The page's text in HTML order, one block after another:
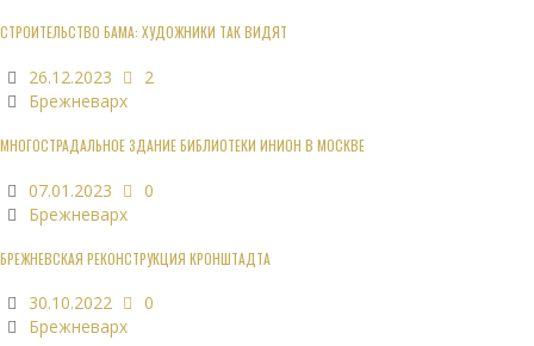
СТРОИТЕЛЬСТВО БАМА: ХУДОЖНИКИ ТАК ВИДЯТ
26.12.2023
2
Брежневарх
МНОГОСТРАДАЛЬНОЕ ЗДАНИЕ БИБЛИОТЕКИ ИНИОН В МОСКВЕ
07.01.2023
0
Брежневарх
БРЕЖНЕВСКАЯ РЕКОНСТРУКЦИЯ КРОНШТАДТА
30.10.2022
0
Брежневарх